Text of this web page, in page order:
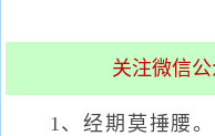
关注微信
1、经期莫捶腰。